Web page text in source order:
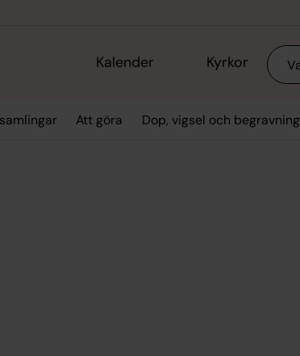
Kalender Kyrkor Sök
Att göra Dop, vigsel och begravning